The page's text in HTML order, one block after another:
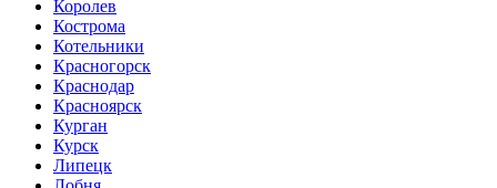
Королев
Кострома
Котельники
Красногорск
Краснодар
Красноярск
Курган
Курск
Липецк